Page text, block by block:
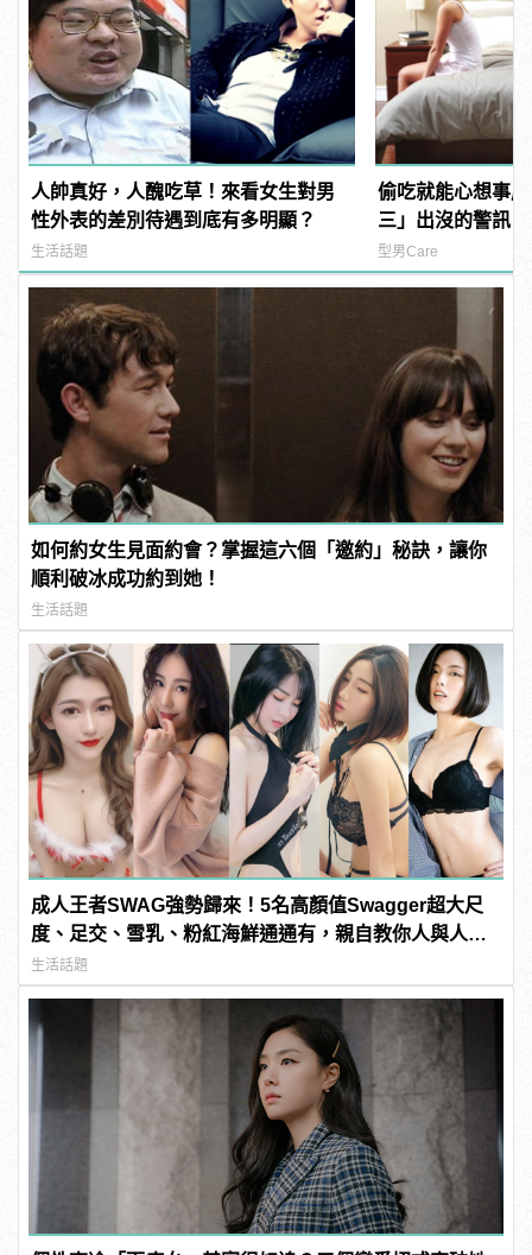
人帥真好，人醜吃草！來看女生對男
性外表的差別待遇到底有多明顯？
生活話題
偷吃就能心想事
三」出沒的警訊！
型男Care
如何約女生見面約會？掌握這六個「邀約」秘訣，讓你
順利破冰成功約到她！
生活話題
成人王者SWAG強勢歸來！5名高顏值Swagger超大尺
度、足交、雪乳、粉紅海鮮通通有，親自教你人與人的
連結！ | manfashion這樣變型男
生活話題